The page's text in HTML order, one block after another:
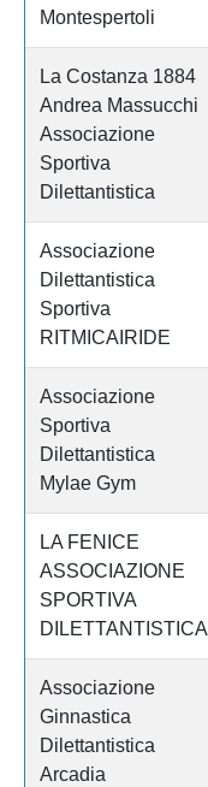
Montespertoli
La Costanza 1884
Andrea Massucchi
Associazione
Sportiva
Dilettantistica
Associazione
Dilettantistica
Sportiva
RITMICAIRIDE
Associazione
Sportiva
Dilettantistica
Mylae Gym
LA FENICE
ASSOCIAZIONE
SPORTIVA
DILETTANTISTICA
Associazione
Ginnastica
Dilettantistica
Arcadia